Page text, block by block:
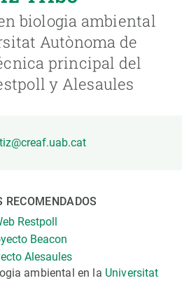
biologia ambiental
Autònoma de
principal del
y Alesaules
RECOMENDADOS
Restpoll
Beacon
Alesaules
ambiental en la Universitat